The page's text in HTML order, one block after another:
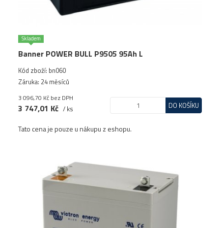
Skladem
Banner POWER BULL P9505 95Ah L
Kód zboží: bn060
Záruka: 24 měsíců
3 096,70 Kč bez DPH
3 747,01 Kč / ks DO KOŠÍKU
Tato cena je pouze u nákupu z eshopu.